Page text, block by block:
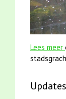
Lees meer
Updates